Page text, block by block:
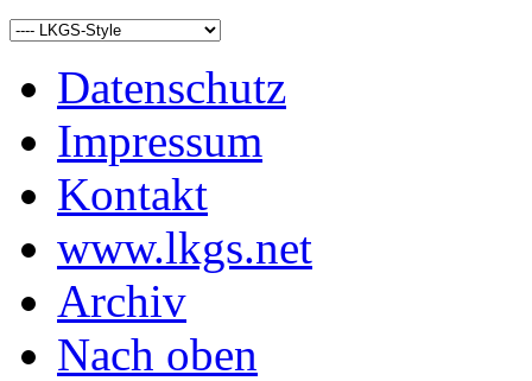
Datenschutz
Impressum
Kontakt
www.lkgs.net
Archiv
Nach oben